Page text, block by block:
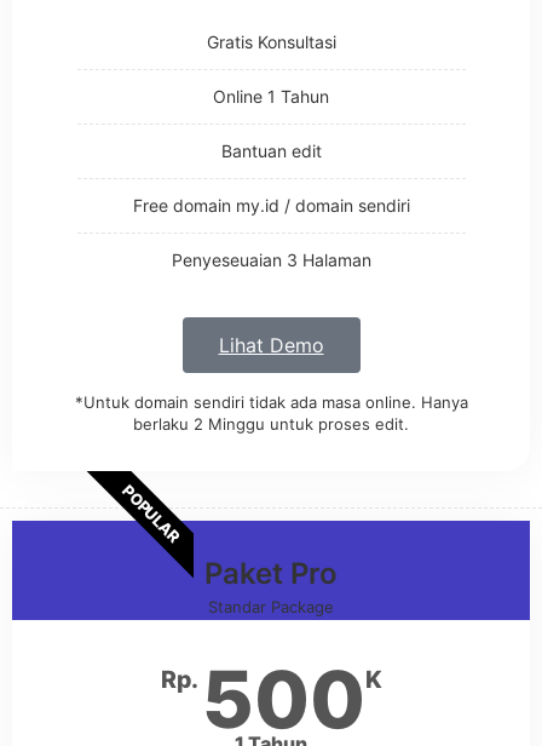
Gratis Konsultasi
Online 1 Tahun
Bantuan edit
Free domain my.id / domain sendiri
Penyeseuaian 3 Halaman
Lihat Demo
*Untuk domain sendiri tidak ada masa online. Hanya
berlaku 2 Minggu untuk proses edit.
POPULAR
Paket Pro
Standar Package
Rp. 500K